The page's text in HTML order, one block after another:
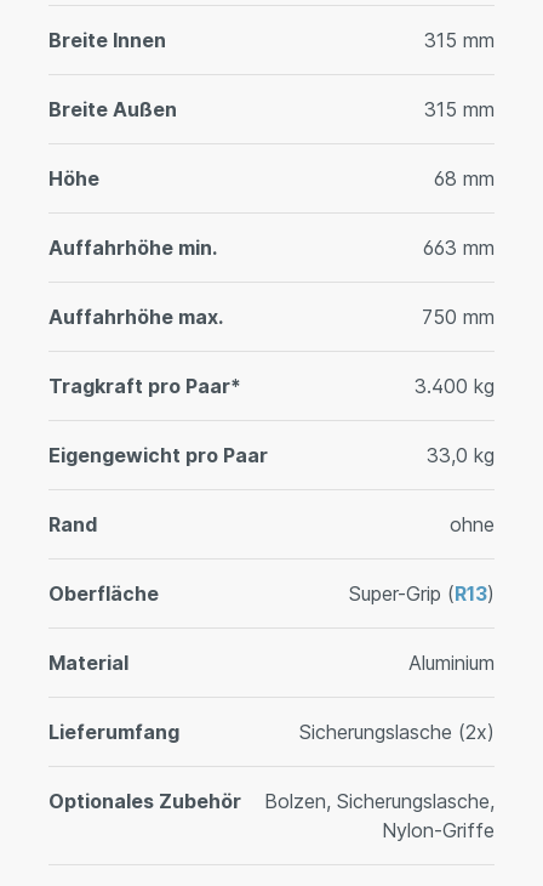
Breite Innen 315 mm
Breite Außen 315 mm
Höhe 68 mm
Auffahrhöhe min. 663 mm
Auffahrhöhe max. 750 mm
Tragkraft pro Paar* 3.400 kg
Eigengewicht pro Paar 33,0 kg
Rand ohne
Oberfläche Super-Grip (R13)
Material Aluminium
Lieferumfang Sicherungslasche (2x)
Optionales Zubehör
Bolzen, Sicherungslasche,
Nylon-Griffe